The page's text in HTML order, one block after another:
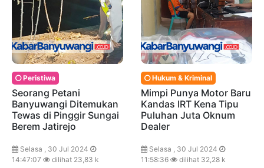
Peristiwa
Seorang Petani
Banyuwangi Ditemukan
Tewas di Pinggir Sungai
Berem Jatirejo
Selasa , 30 Jul 2024
14:47:07
dilihat 23,83 k
Hukum & Kriminal
Mimpi Punya Motor Baru
Kandas IRT Kena Tipu
Puluhan Juta Oknum
Dealer
Selasa , 30 Jul 2024
11:58:36
dilihat 32,28 k